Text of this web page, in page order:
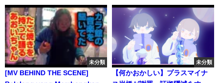
未分類
[MV BEHIND THE SCENE]
未分類
【何かおかしい】プラスマイナ